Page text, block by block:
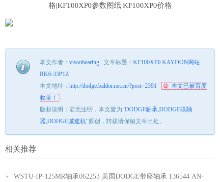
格|KF100XP0参数图纸|KF100XP0价格
本文作者： visonbearing 文章标题： KF100XP0 KAYDON网站
RK6-33P1Z
本文地址： http://dodge.baldor.net.cn/?post=2391
本文已被百度
收录！
版权说明：若无注明，本文皆为“DODGE轴承,DODGE联轴
器,DODGE减速机”原创，转载请保留文章出处。
相关推荐
WSTU-IP-125MR轴承062253 美国DODGE带座轴承 136544 AN-